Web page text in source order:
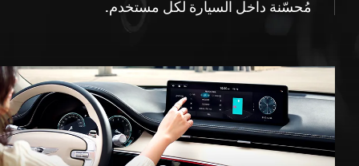
مُحسّنة داخل السيارة لكل مستخدم.